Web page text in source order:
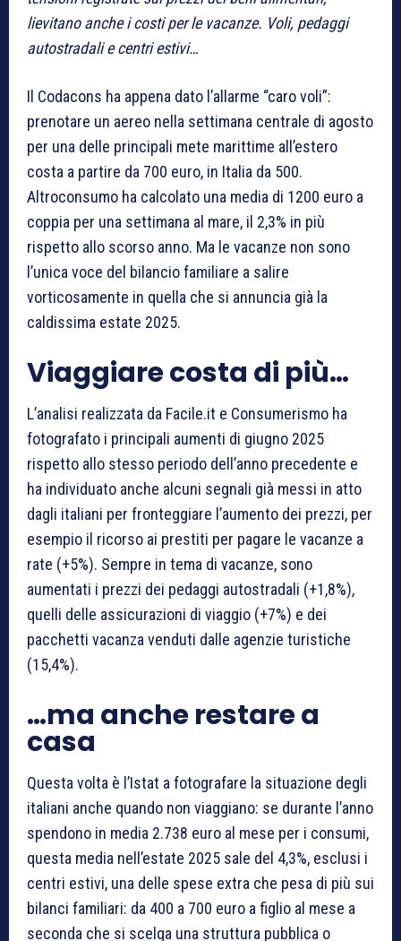
lievitano anche i costi per le vacanze. Voli, pedaggi
autostradali e centri estivi…
Il Codacons ha appena dato l’allarme “caro voli”:
prenotare un aereo nella settimana centrale di agosto
per una delle principali mete marittime all’estero
costa a partire da 700 euro, in Italia da 500.
Altroconsumo ha calcolato una media di 1200 euro a
coppia per una settimana al mare, il 2,3% in più
rispetto allo scorso anno. Ma le vacanze non sono
l’unica voce del bilancio familiare a salire
vorticosamente in quella che si annuncia già la
caldissima estate 2025.
Viaggiare costa di più…
L’analisi realizzata da Facile.it e Consumerismo ha
fotografato i principali aumenti di giugno 2025
rispetto allo stesso periodo dell’anno precedente e
ha individuato anche alcuni segnali già messi in atto
dagli italiani per fronteggiare l’aumento dei prezzi, per
esempio il ricorso ai prestiti per pagare le vacanze a
rate (+5%). Sempre in tema di vacanze, sono
aumentati i prezzi dei pedaggi autostradali (+1,8%),
quelli delle assicurazioni di viaggio (+7%) e dei
pacchetti vacanza venduti dalle agenzie turistiche
(15,4%).
…ma anche restare a
casa
Questa volta è l’Istat a fotografare la situazione degli
italiani anche quando non viaggiano: se durante l’anno
spendono in media 2.738 euro al mese per i consumi,
questa media nell’estate 2025 sale del 4,3%, esclusi i
centri estivi, una delle spese extra che pesa di più sui
bilanci familiari: da 400 a 700 euro a figlio al mese a
seconda che si scelga una struttura pubblica o